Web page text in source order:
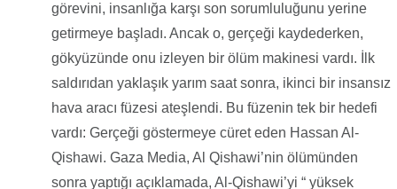
görevini, insanlığa karşı son sorumluluğunu yerine
getirmeye başladı. Ancak o, gerçeği kaydederken,
gökyüzünde onu izleyen bir ölüm makinesi vardı. İlk
saldırıdan yaklaşık yarım saat sonra, ikinci bir insansız
hava aracı füzesi ateşlendi. Bu füzenin tek bir hedefi
vardı: Gerçeği göstermeye cüret eden Hassan Al-
Qishawi. Gaza Media, Al Qishawi’nin ölümünden
sonra yaptığı açıklamada, Al-Qishawi’yi “ yüksek